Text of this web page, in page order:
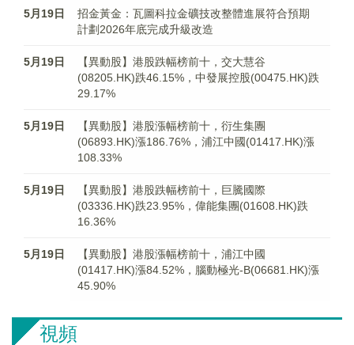
5月19日
招金黃金：瓦圖科拉金礦技改整體進展符合預期
計劃2026年底完成升級改造
5月19日
【異動股】港股跌幅榜前十，交大慧谷
(08205.HK)跌46.15%，中發展控股(00475.HK)跌
29.17%
5月19日
【異動股】港股漲幅榜前十，衍生集團
(06893.HK)漲186.76%，浦江中國(01417.HK)漲
108.33%
5月19日
【異動股】港股跌幅榜前十，巨騰國際
(03336.HK)跌23.95%，偉能集團(01608.HK)跌
16.36%
5月19日
【異動股】港股漲幅榜前十，浦江中國
(01417.HK)漲84.52%，腦動極光-B(06681.HK)漲
45.90%
視頻